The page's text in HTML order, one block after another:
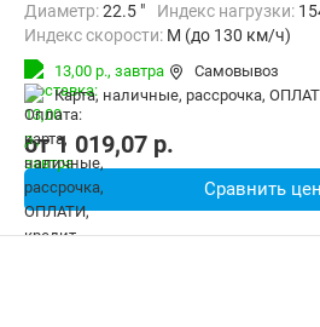
Диаметр:22.5 " Индекс нагрузки:
Индекс скорости: M (до 130 км/ч)
13,00 р., завтра
Самовывоз
карта, наличные, рассрочка,
от1 019,07 p.
Сравнить